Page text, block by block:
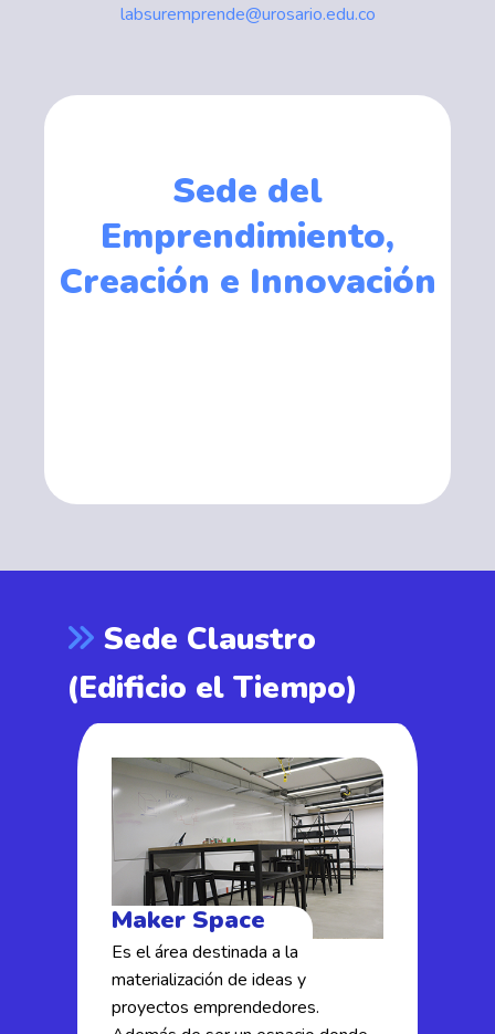
labsuremprende@urosario.edu.co
Sede del
Emprendimiento,
Creación e Innovación
Sede Claustro
(Edificio el Tiempo)
Maker Space
Es el área destinada a la
materialización de ideas y
proyectos emprendedores.